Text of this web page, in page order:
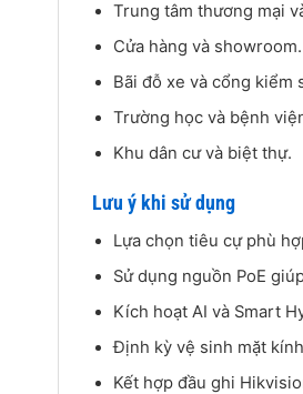
Trung tâm thương mại
Cửa hàng và showroom.
Bãi đỗ xe và cổng kiểm
Trường học và bệnh
Khu dân cư và biệt thự.
Lưu ý khi sử dụng
Lựa chọn tiêu cự phù
Sử dụng nguồn PoE
Kích hoạt AI và Smart
Định kỳ vệ sinh mặt
Kết hợp đầu ghi